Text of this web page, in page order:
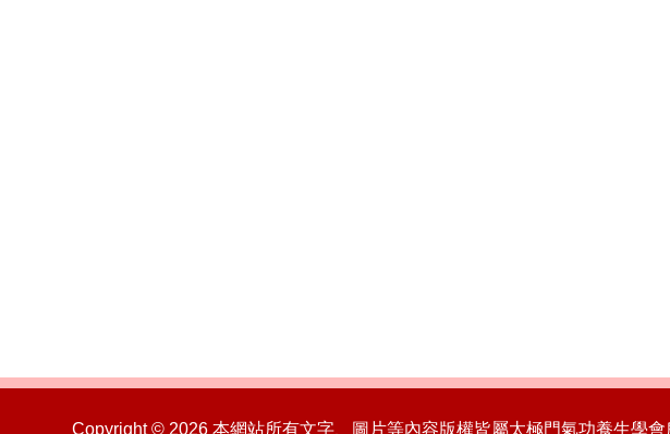
Copyright © 2026 本網站所有文字、圖片等內容版權皆屬太極門氣功養生